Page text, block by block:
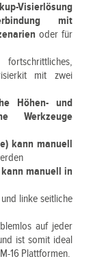
Visierlösung
mit
oder für
mit zwei
Höhen- und
Werkzeuge
kann manuell
manuell in
linke seitliche
auf jeder
ist somit ideal
16 Plattformen.